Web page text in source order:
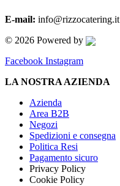
E-mail: info@rizzocatering.it
© 2026 Powered by
Facebook Instagram
LA NOSTRA AZIENDA
Azienda
Area B2B
Negozi
Spedizioni e consegna
Politica Resi
Pagamento sicuro
Privacy Policy
Cookie Policy